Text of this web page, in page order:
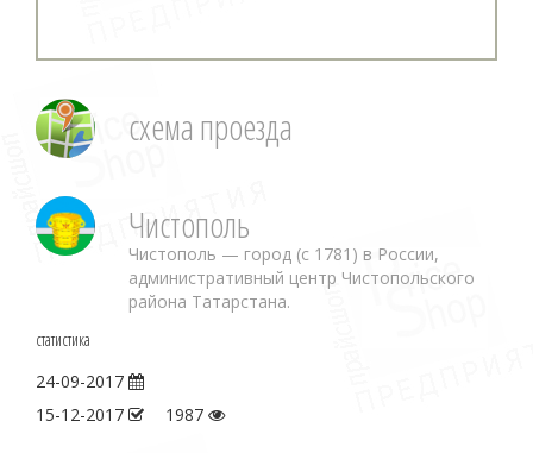
схема проезда
Чистополь
Чистополь — город (с 1781) в России,
административный центр Чистопольского
района Татарстана.
статистика
24-09-2017
15-12-2017
1987